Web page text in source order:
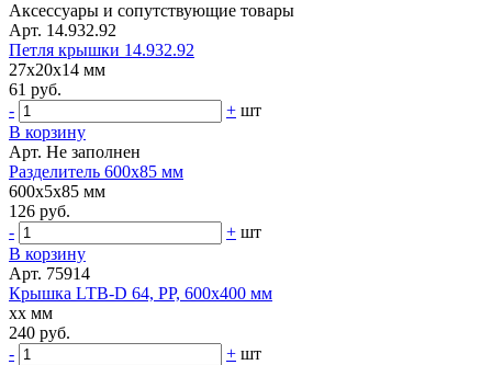
Аксессуары и сопутствующие товары
Арт. 14.932.92
Петля крышки 14.932.92
27x20x14 мм
61 руб.
-
+ шт
В корзину
Арт. Не заполнен
Разделитель 600х85 мм
600x5x85 мм
126 руб.
-
+ шт
В корзину
Арт. 75914
Крышка LTB-D 64, PP, 600х400 мм
xx мм
240 руб.
-
+ шт